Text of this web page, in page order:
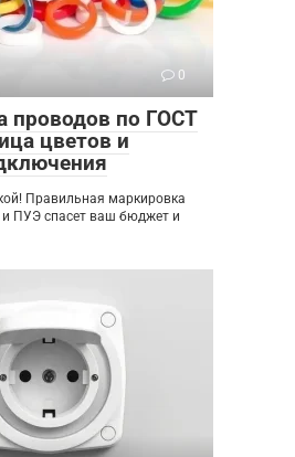
0
проводов по ГОСТ
цветов и
Правильная маркировка
ПУЭ спасет ваш бюджет и